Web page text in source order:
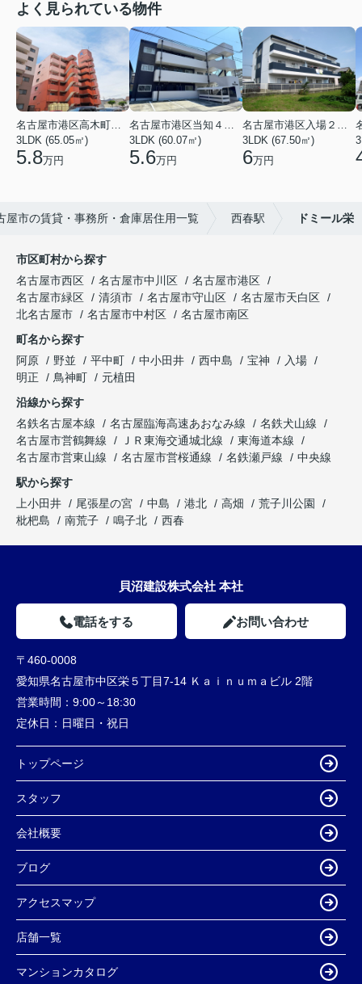
よく見られている物件
名古屋市港区高木町３丁目
3LDK (65.05㎡)
5.8万円
名古屋市港区当知４丁目
3LDK (60.07㎡)
5.6万円
名古屋市港区入場２丁目
3LDK (67.50㎡)
6万円
屋市の賃貸・事務所・倉庫居住用一覧 西春駅 ドミール栄
市区町村から探す
名古屋市西区
名古屋市中川区
名古屋市港区
名古屋市緑区
清須市 名古屋市守山区
名古屋市天白区
北名古屋市
名古屋市中村区
名古屋市南区
町名から探す
阿原
野並 平中町 中小田井 西中島 宝神
入場
明正
鳥神町
元植田
沿線から探す
名鉄名古屋本線
名古屋臨海高速あおなみ線
名鉄犬山線
名古屋市営鶴舞線
ＪＲ東海交通城北線
東海道本線
名古屋市営東山線
名古屋市営桜通線 名鉄瀬戸線
中央線
駅から探す
上小田井
尾張星の宮 中島 港北 高畑
荒子川公園
枇杷島
南荒子 鳴子北 西春
貝沼建設株式会社 本社
電話をする お問い合わせ
〒460-0008
愛知県名古屋市中区栄５丁目7-14 Ｋａｉｎｕｍａビル 2階
営業時間： 9:00～18:30
定休日： 日曜日・祝日
トップページ
スタッフ
会社概要
ブログ
アクセスマップ
店舗一覧
マンションカタログ